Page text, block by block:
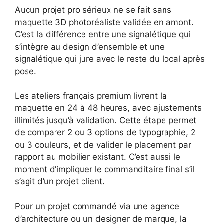
Aucun projet pro sérieux ne se fait sans
maquette 3D photoréaliste validée en amont.
C’est la différence entre une signalétique qui
s’intègre au design d’ensemble et une
signalétique qui jure avec le reste du local après
pose.
Les ateliers français premium livrent la
maquette en 24 à 48 heures, avec ajustements
illimités jusqu’à validation. Cette étape permet
de comparer 2 ou 3 options de typographie, 2
ou 3 couleurs, et de valider le placement par
rapport au mobilier existant. C’est aussi le
moment d’impliquer le commanditaire final s’il
s’agit d’un projet client.
Pour un projet commandé via une agence
d’architecture ou un designer de marque, la